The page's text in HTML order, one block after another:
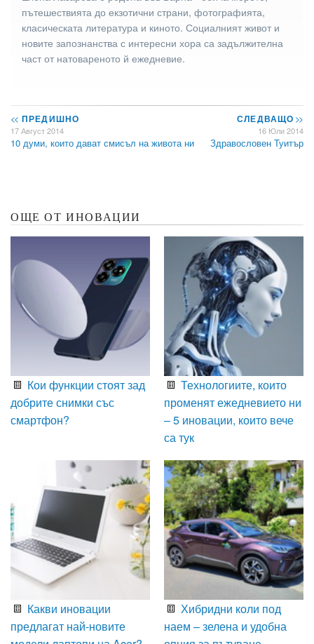
пътешествията до екзотични страни, фотографията,
класическата литература и киното. Социалният живот и
новите запознанства с интересни хора са задължителна
част от натовареното й ежедневие.
<< ПРЕДИШНО
17 Август 2014
10 думи, които дават смисъл на живота ни
СЛЕДВАЩО>>
16 Юли 2014
Здравословен Туитър
ОЩЕ ОТ ИНОВАЦИИ
Кои функции стоят зад
добрите снимки със
смартфон?
Технологиите, които
променят ежедневието ни
– 5 иновации, които вече
са тук
Какви иновации
предлагат най-новите
Хибридни коли под
наем – зелена и удобна